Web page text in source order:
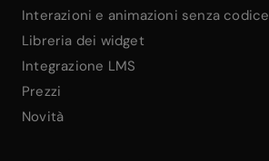
Interazioni e animazioni senza codice
Libreria dei widget
Integrazione LMS
Prezzi
Novità